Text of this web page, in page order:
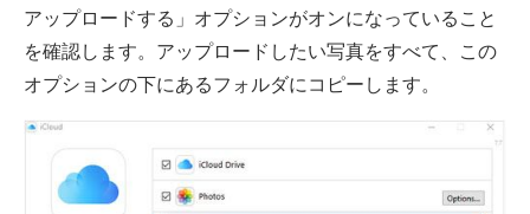
アップロードする」オプションがオンになっていること
を確認します。アップロードしたい写真をすべて、この
オプションの下にあるフォルダにコピーします。